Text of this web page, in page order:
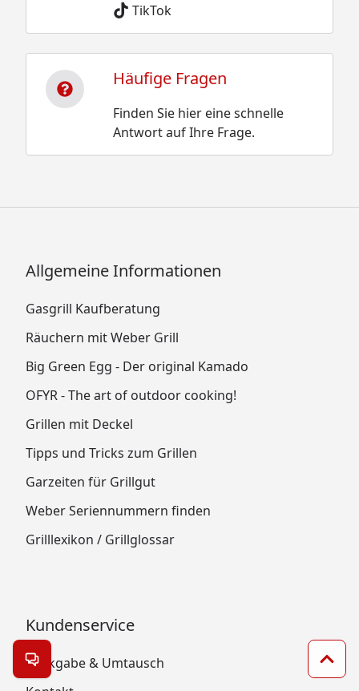
TikTok
Häufige Fragen
Finden Sie hier eine schnelle
Antwort auf Ihre Frage.
Allgemeine Informationen
Gasgrill Kaufberatung
Räuchern mit Weber Grill
Big Green Egg - Der original Kamado
OFYR - The art of outdoor cooking!
Grillen mit Deckel
Tipps und Tricks zum Grillen
Garzeiten für Grillgut
Weber Seriennummern finden
Grilllexikon / Grillglossar
Kundenservice
Rückgabe & Umtausch
Kontakt öffnen